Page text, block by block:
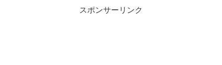
スポンサーリンク